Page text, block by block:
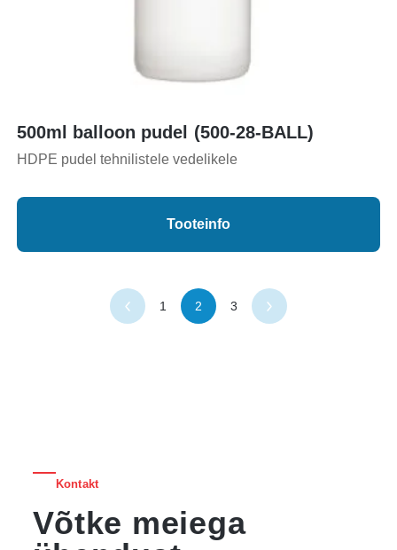
500ml balloon pudel (500-28-BALL)
HDPE pudel tehnilistele vedelikele
Tooteinfo
1 2 3
Kontakt
Võtke meiega